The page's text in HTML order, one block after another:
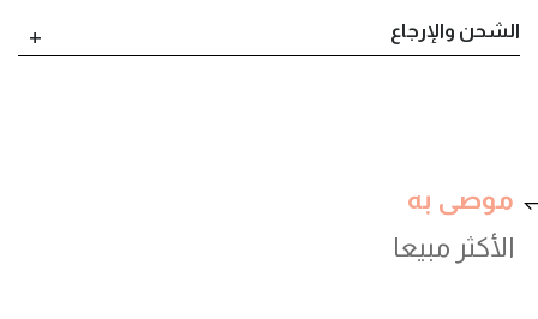
الشحن والإرجاع
موصى به
الأكثر مبيعا